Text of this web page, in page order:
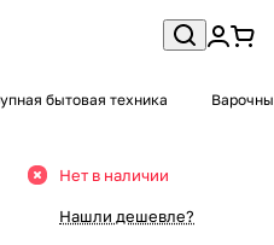
бытовая техника
Нет в наличии
Нашли дешевле?